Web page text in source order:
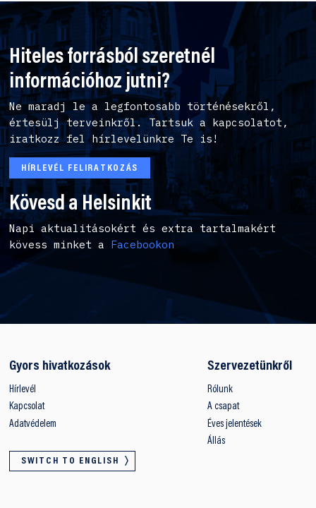
Hiteles forrásból szeretnél
információhoz jutni?
Ne maradj le a legfontosabb történésekről,
értesülj terveinkről. Tartsuk a kapcsolatot,
iratkozz fel hírlevelünkre Te is!
HÍRLEVÉL FELIRATKOZÁS
Kövesd a Helsinkit
Napi aktualitásokért és extra tartalmakért
kövess minket a Facebookon
Gyors hivatkozások
Hírlevél
Kapcsolat
Adatvédelem
SWITCH TO ENGLISH
Szervezetünkről
Rólunk
A csapat
Éves jelentések
Állás